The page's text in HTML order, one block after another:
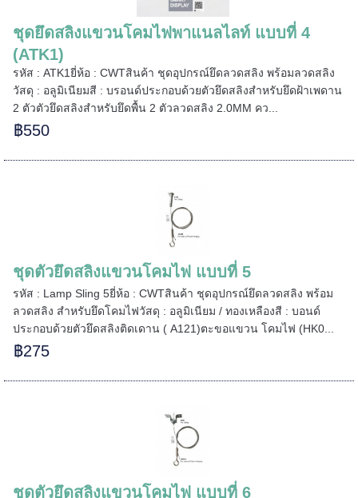
ชุดยึดสลิงแขวนโคมไฟพาแนลไลท์ แบบที่ 4
(ATK1)
รหัส : ATK1ยี่ห้อ : CWTสินค้า ชุดอุปกรณ์ยึดลวดสลิง พร้อมลวดสลิง
วัสดุ : อลูมิเนียมสี : บรอนด์ประกอบด้วยตัวยึดสลิงสำหรับยึดฝ้าเพดาน
2 ตัวตัวยึดสลิงสำหรับยึดพื้น 2 ตัวลวดสลิง 2.0MM คว...
฿550
ชุดตัวยึดสลิงแขวนโคมไฟ แบบที่ 5
รหัส : Lamp Sling 5ยี่ห้อ : CWTสินค้า ชุดอุปกรณ์ยึดลวดสลิง พร้อม
ลวดสลิง สำหรับยึดโคมไฟวัสดุ : อลูมิเนียม / ทองเหลืองสี : บอนด์
ประกอบด้วยตัวยึดสลิงติดเดาน ( A121)ตะขอแขวน โคมไฟ (HK0...
฿275
ชุดตัวยึดสลิงแขวนโคมไฟ แบบที่ 6